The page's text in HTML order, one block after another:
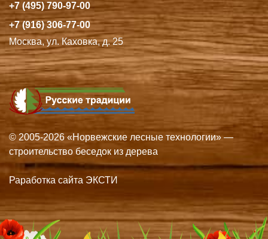
+7 (495) 790-97-00
+7 (916) 306-77-00
Москва, ул. Каховка, д. 25
© 2005-2026 «Норвежские лесные технологии» —
строительство беседок из дерева
Раработка сайта ЭКСТИ